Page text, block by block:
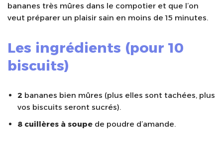
bananes très mûres dans le compotier et que l’on
veut préparer un plaisir sain en moins de 15 minutes.
Les ingrédients (pour 10
biscuits)
2 bananes bien mûres (plus elles sont tachées, plus
vos biscuits seront sucrés).
8 cuillères à soupe de poudre d’amande.